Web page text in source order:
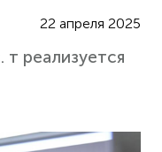
22 апреля 2025
реализуется